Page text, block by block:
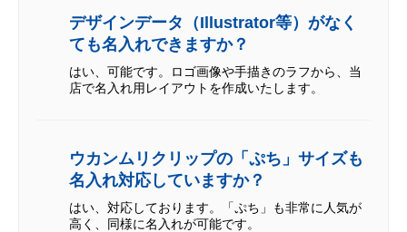
デザインデータ（Illustrator等）がなく
ても名入れできますか？
はい、可能です。ロゴ画像や手描きのラフから、当
店で名入れ用レイアウトを作成いたします。
ウカンムリクリップの「ぷち」サイズも
名入れ対応していますか？
はい、対応しております。「ぷち」も非常に人気が
高く、同様に名入れが可能です。